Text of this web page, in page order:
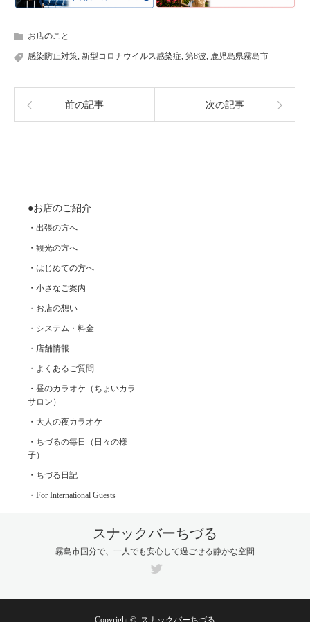
お店のこと
感染防止対策 新型コロナウイルス感染症 第8波 鹿児島県霧島市
前の記事 次の記事
●お店のご紹介
・出張の方へ
・観光の方へ
・はじめての方へ
・小さなご案内
・お店の想い
・システム・料金
・店舗情報
・よくあるご質問
・昼のカラオケ（ちょいカラ
サロン）
・大人の夜カラオケ
・ちづるの毎日（日々の様
子）
・ちづる日記
・For International Guests
スナックバーちづる
霧島市国分で、一人でも安心して過ごせる静かな空間
Copyright © スナックバーちづる